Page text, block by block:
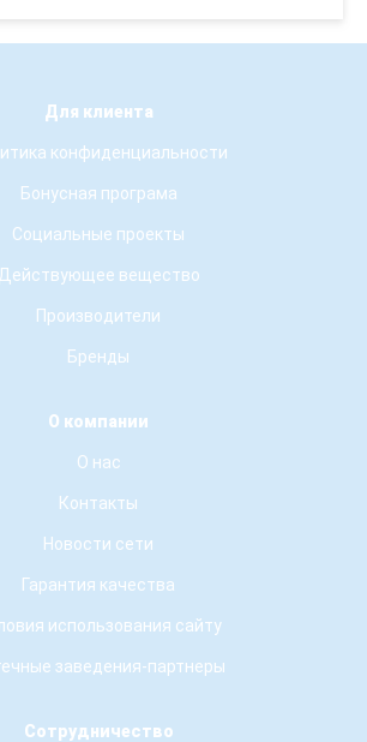
Для клиента
конфиденциальности
Бонусная програма
Социальные проекты
Действующее вещество
Производители
Бренды
О компании
О нас
Контакты
Новости сети
Гарантия качества
использования сайту
заведения-партнеры
Сотрудничество